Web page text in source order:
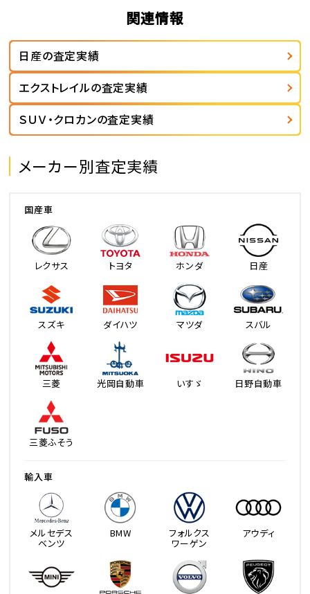
関連情報
日産の査定実績
エクストレイルの査定実績
ＳＵＶ・クロカンの査定実績
メーカー別査定実績
国産車
レクサス トヨタ ホンダ 日産
スズキ ダイハツ マツダ スバル
三菱 光岡自動車 いすゞ 日野自動車
三菱ふそう
輸入車
メルセデス
ベンツ
BMW フォルクス
ワーゲン
アウディ